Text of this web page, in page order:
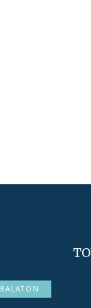
BALATON